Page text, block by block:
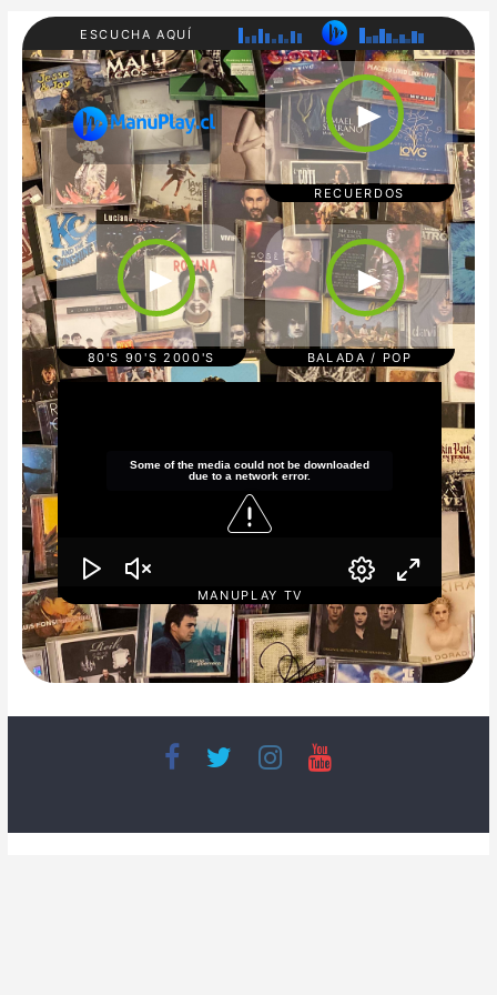
ESCUCHA AQUÍ
RADI
O
MAN
UPL
AY
80'S
90'S
200
0'S
REC
UER
DOS
CUM
BIA/
TRO
PICA
POP/
BAL
ADA
S
REG
GAE
TON
►
RECUERDOS
►
80'S 90'S 2000'S
►
BALADA / POP
MANUPLAY TV